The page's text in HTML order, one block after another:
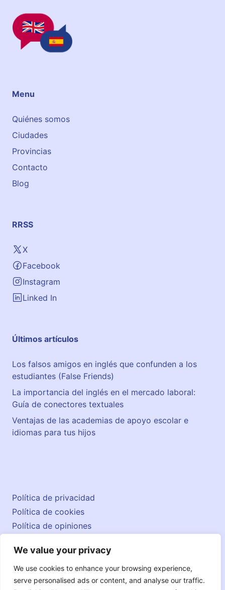
We value your privacy
We use cookies to enhance your browsing experience,
serve personalised ads or content, and analyse our traffic.
Menu
Quiénes somos
Ciudades
Provincias
Contacto
Blog
RRSS
X
Facebook
Instagram
Linked In
Últimos artículos
Los falsos amigos en inglés que confunden a los
estudiantes (False Friends)
La importancia del inglés en el mercado laboral:
Guía de conectores textuales
Ventajas de las academias de apoyo escolar e
idiomas para tus hijos
© 2026 englishatlas.es
Política de privacidad
Política de cookies
Política de opiniones
Contacto